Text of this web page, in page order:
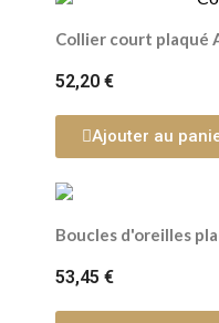
Collier court plaqué
52,20 €
Ajouter au
Boucles d'oreilles
53,45 €